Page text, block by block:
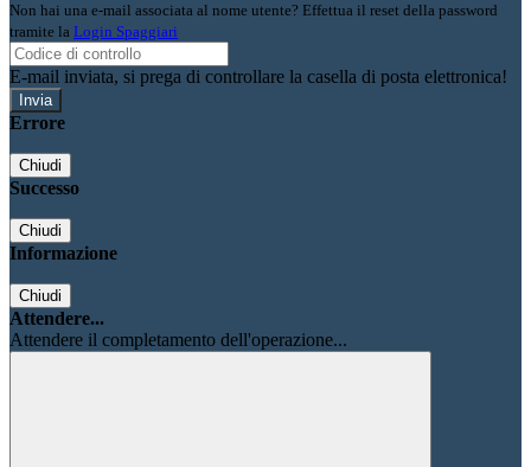
Non hai una e-mail associata al nome utente? Effettua il reset della password
tramite la Login Spaggiari
E-mail inviata, si prega di controllare la casella di posta elettronica!
Errore
Chiudi
Successo
Chiudi
Informazione
Chiudi
Attendere...
Attendere il completamento dell'operazione...